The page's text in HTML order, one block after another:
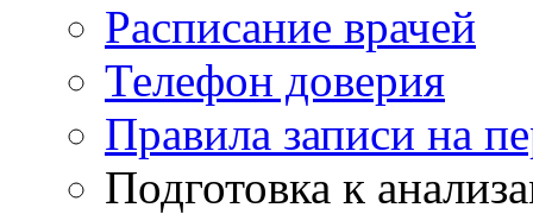
Расписание врачей
Телефон доверия
Правила записи на
Подготовка к